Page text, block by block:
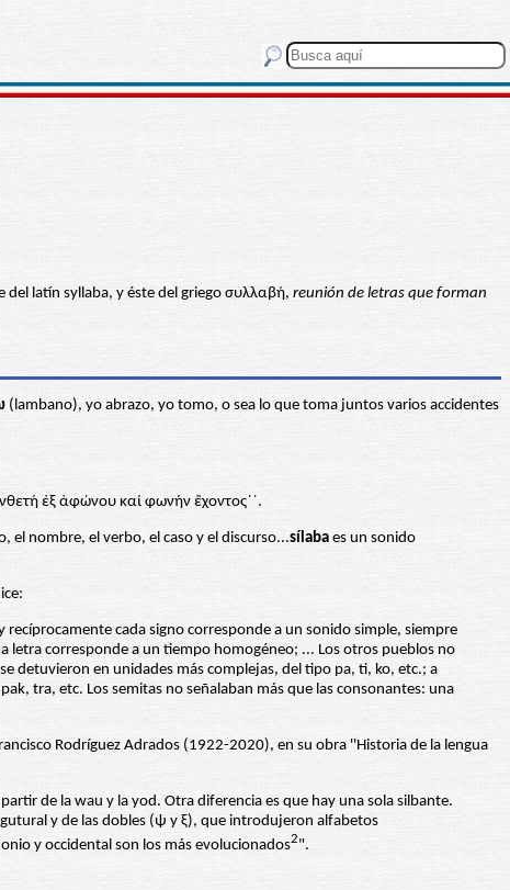
latín syllaba, y éste del griego συλλαβή, reunión de letras que forman
(lambano), yo abrazo, yo tomo, o sea lo que toma juntos varios accidentes
ἐξ ἀφώνου καί φωνήν ἒχοντος´´.
el nombre, el verbo, el caso y el discurso...sílaba es un sonido
cada signo corresponde a un sonido simple, siempre
letra corresponde a un tiempo homogéneo; ... Los otros pueblos no
detuvieron en unidades más complejas, del tipo pa, ti, ko, etc.; a
tra, etc. Los semitas no señalaban más que las consonantes: una
Rodríguez Adrados (1922-2020), en su obra ''Historia de la lengua
de la wau y la yod. Otra diferencia es que hay una sola silbante.
gutural y de las dobles (ψ y ξ), que introdujeron alfabetos
y occidental son los más evolucionados2".